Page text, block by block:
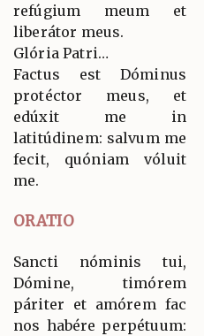
refúgium meum et
liberátor meus.
Glória Patri…
Factus est Dóminus
protéctor meus, et
edúxit me in
latitúdinem: salvum me
fecit, quóniam vóluit
me.
ORATIO
Sancti nóminis tui,
Dómine, timórem
páriter et amórem fac
nos habére perpétuum: